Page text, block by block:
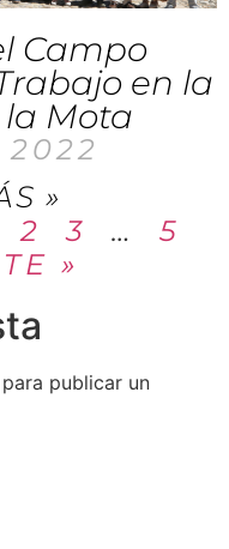
Campo
en la
Mota
»
2 3 …
5
»
para publicar un